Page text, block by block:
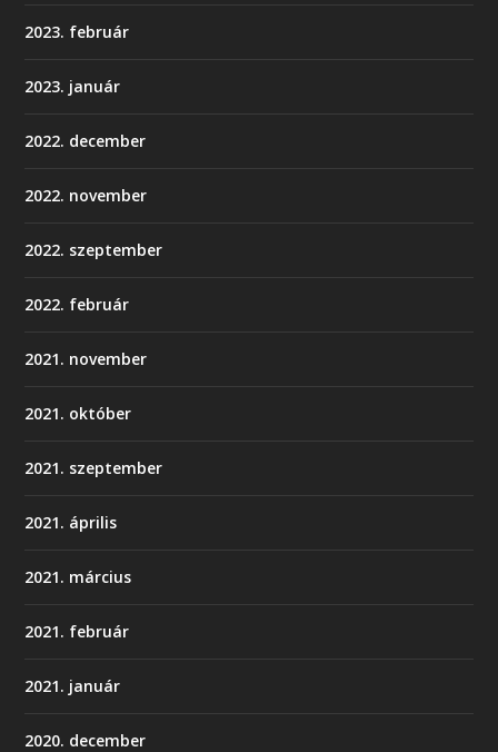
2023. február
2023. január
2022. december
2022. november
2022. szeptember
2022. február
2021. november
2021. október
2021. szeptember
2021. április
2021. március
2021. február
2021. január
2020. december